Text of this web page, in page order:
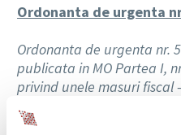
Ordonanta de urgenta
Ordonanta de urgenta nr.
publicata in MO Partea I,
privind unele masuri fiscal
modificarea unor acte
precizari: